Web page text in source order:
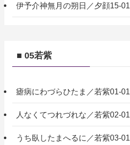
伊予介神無月の朔日／夕顔15-01
■ 05若紫
瘧病にわづらひたま／若紫01-01
人なくてつれづれな／若紫02-01
うち臥したまへるに／若紫03-01